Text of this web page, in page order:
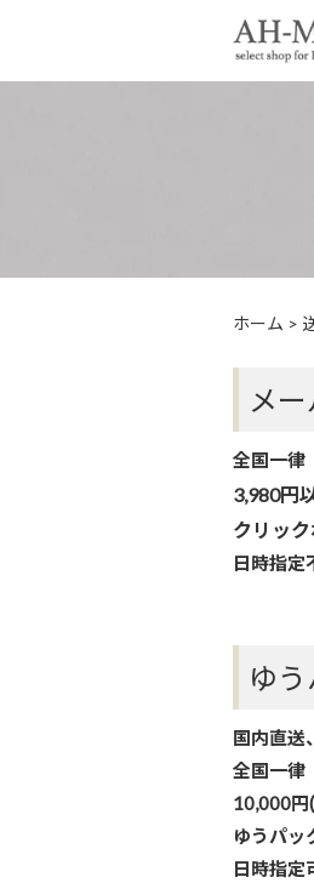
ホーム >
メ
全国一
3,980円
クリッ
日時指定
ゆ
国内直送
全国一
10,000円
ゆうパッ
日時指定